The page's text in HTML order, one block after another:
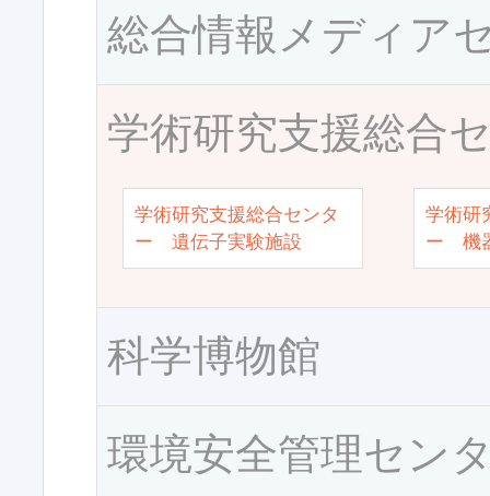
総合情報メディア
学術研究支援総合
学術研究支援総合センタ
ー 遺伝子実験施設
学術研
ー 機
科学博物館
環境安全管理セン